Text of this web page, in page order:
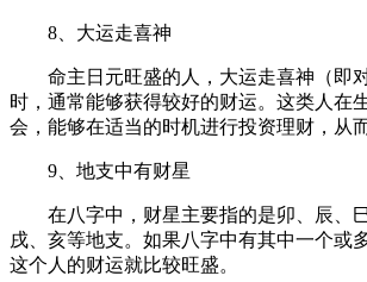
8、大运走喜神
命主日元旺盛的人，大运走喜神（即
时，通常能够获得较好的财运。这类人在
会，能够在适当的时机进行投资理财，从
9、地支中有财星
在八字中，财星主要指的是卯、辰、
戌、亥等地支。如果八字中有其中一个或
这个人的财运就比较旺盛。